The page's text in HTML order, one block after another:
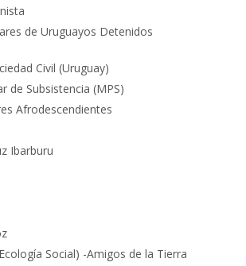
de Uruguayos Detenidos
Civil (Uruguay)
de Subsistencia (MPS)
Afrodescendientes
Ibarburu
Social) -Amigos de la Tierra